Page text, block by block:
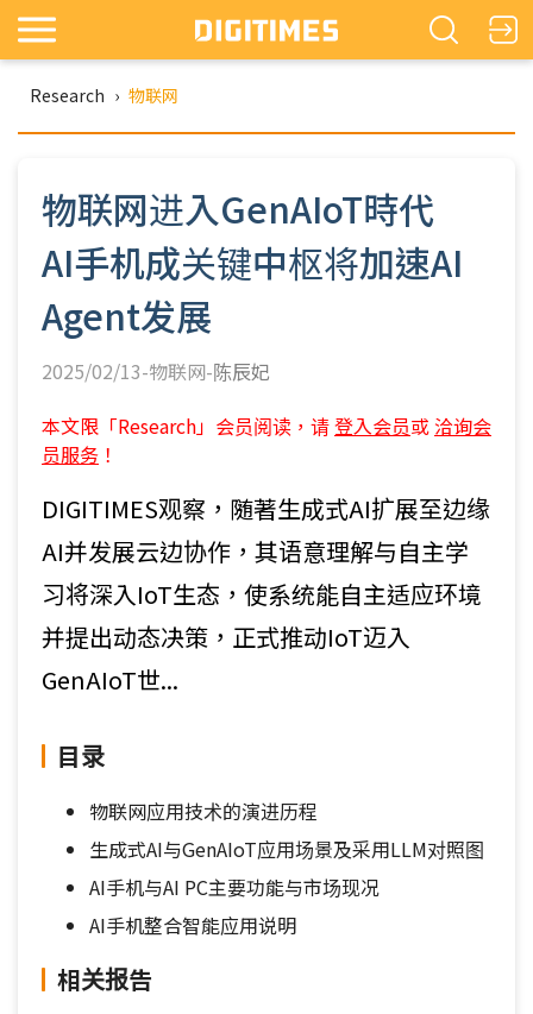
Research › 物联网
物联网进入GenAIoT時代
AI手机成关键中枢将加速AI
Agent发展
2025/02/13-物联网-陈辰妃
本文限「Research」会员阅读，请登入会员或 洽询会
员服务 ！
DIGITIMES观察，随著生成式AI扩展至边缘
AI并发展云边协作，其语意理解与自主学
习将深入IoT生态，使系统能自主适应环境
并提出动态决策，正式推动IoT迈入
GenAIoT世...
目录
物联网应用技术的演进历程
生成式AI与GenAIoT应用场景及采用LLM对照图
AI手机与AI PC主要功能与市场现况
AI手机整合智能应用说明
相关报告